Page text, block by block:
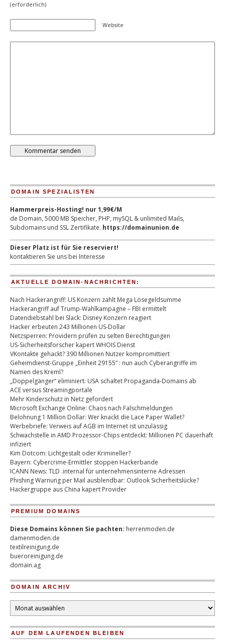
(erforderlich)
Website
DOMAIN SPEZIALISTEN
Hammerpreis-Hosting! nur 1,99€/M
de Domain, 5000 MB Speicher, PHP, mySQL & unlimited Mails,
Subdomains und SSL Zertifikate. https://domainunion.de
Dieser Platz ist für Sie reserviert!
kontaktieren Sie uns bei Interesse
AKTUELLE DOMAIN-NACHRICHTEN:
Nach Hackerangriff: US Konzern zahlt Mega Lösegeldsumme
Hackerangriff auf Trump-Wahlkampagne – FBI ermittelt
Datendiebstahl bei Slack: Disney Konzern reagiert
Hacker erbeuten 243 Millionen US-Dollar
Netzsperren: Providern prüfen zu selten Berechtigungen
US-Sicherheitsforscher kapert WHOIS Dienst
VKontakte gehackt? 390 Millionen Nutzer kompromittiert
Geheimdienst-Gruppe „Einheit 29155“ : nun auch Cyberangriffe im
Namen des Kreml?
„Doppelgänger“ eliminiert: USA schaltet Propaganda-Domains ab
ACE versus Streamingportale
Mehr Kinderschutz in Netz gefordert
Microsoft Exchange Online: Chaos nach Falschmeldungen
Belohnung 1 Million Dollar: Wer knackt die Lace Paper Wallet?
Werbebriefe: Verweis auf AGB im Internet ist unzulässig
Schwachstelle in AMD Prozessor-Chips entdeckt: Millionen PC dauerhaft
infiziert
Kim Dotcom: Lichtgestalt oder Krimineller?
Bayern: Cybercrime-Ermittler stoppen Hackerbande
ICANN News: TLD .internal für unternehmensinterne Adressen
Phishing Warnung per Mail ausblendbar: Outlook Sicherheitslücke?
Hackergruppe aus China kapert Provider
PREMIUM DOMAINS
Diese Domains können Sie pachten: herrenmoden.de
damenmoden.de
textilreinigung.de
bueroreinigung.de
domain.ag
DOMAIN ARCHIV
Domain
Archiv
AUF DEM LAUFENDEN BLEIBEN